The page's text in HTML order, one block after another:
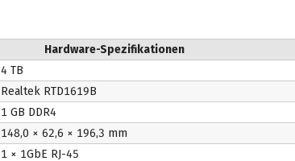
Hardware-Spezifikationen
4 TB
Realtek RTD1619B
1 GB DDR4
148,0 × 62,6 × 196,3 mm
1 × 1GbE RJ-45